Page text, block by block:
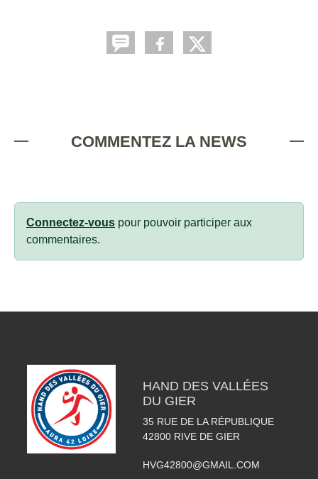
COMMENTEZ LA NEWS
Connectez-vous pour pouvoir participer aux
commentaires.
HAND DES VALLÉES
DU GIER
35 RUE DE LA RÉPUBLIQUE
42800 RIVE DE GIER
HVG42800@GMAIL.COM